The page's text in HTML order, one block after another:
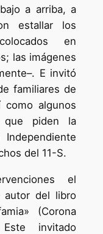
a arriba, a
estallar los
en
las imágenes
E invitó
familiares de
algunos
que piden la
del 11-S.
el
autor del libro
(Corona
invitado